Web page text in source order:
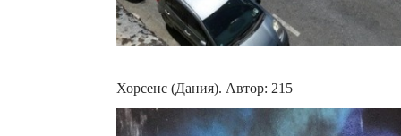
Хорсенс (Дания). Автор: 215